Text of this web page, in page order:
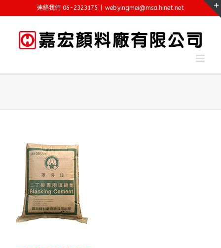
to
連絡我們 06-2323175 web.yingmei@msa.hinet.net